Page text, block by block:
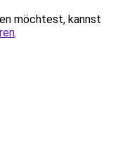
möchtest, kannst
.